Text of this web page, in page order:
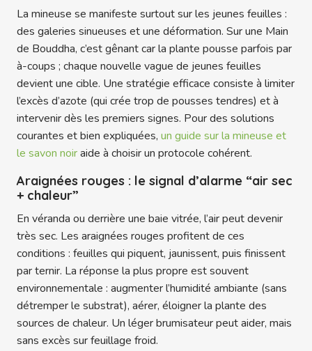
La mineuse se manifeste surtout sur les jeunes feuilles :
des galeries sinueuses et une déformation. Sur une Main
de Bouddha, c’est gênant car la plante pousse parfois par
à-coups ; chaque nouvelle vague de jeunes feuilles
devient une cible. Une stratégie efficace consiste à limiter
l’excès d’azote (qui crée trop de pousses tendres) et à
intervenir dès les premiers signes. Pour des solutions
courantes et bien expliquées, un guide sur la mineuse et
le savon noiraide à choisir un protocole cohérent.
Araignées rouges : le signal d’alarme “air sec
+ chaleur”
En véranda ou derrière une baie vitrée, l’air peut devenir
très sec. Les araignées rouges profitent de ces
conditions : feuilles qui piquent, jaunissent, puis finissent
par ternir. La réponse la plus propre est souvent
environnementale : augmenter l’humidité ambiante (sans
détremper le substrat), aérer, éloigner la plante des
sources de chaleur. Un léger brumisateur peut aider, mais
sans excès sur feuillage froid.